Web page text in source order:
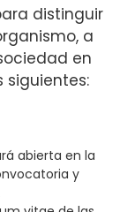
distinguir
a
en
siguientes:
abierta en la
y